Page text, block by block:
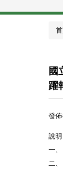
國
躍
發
說明
一
二